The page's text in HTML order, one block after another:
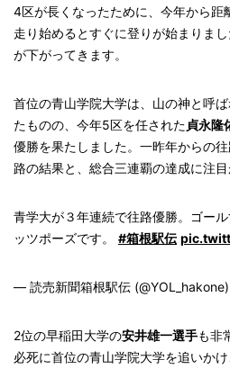
4区が長くなったために、今年から距
走り始めるとすぐに登りが始まりま
が下がってきます。
首位の青山学院大学は、山の神と呼
たものの、今年5区を任された貞永隆
優勝を果たしました。一昨年からの
路の結果と、総合三連覇の達成に注目
青学大が３年連続で往路優勝。ゴー
ッツポーズです。 #箱根駅伝
— 読売新聞箱根駅伝 (@YOL_hakone)
2位の早稲田大学の安井雄一選手も非
必死に首位の青山学院大学を追いか